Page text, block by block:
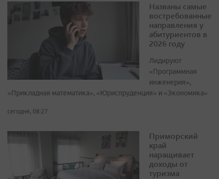
Названы самые
востребованные
направления у
абитуриентов в
2026 году
Лидируют
«Программная
инженерия»,
«Прикладная математика», «Юриспруденция» и «Экономика»
сегодня, 08:27
Приморский
край
наращивает
доходы от
туризма